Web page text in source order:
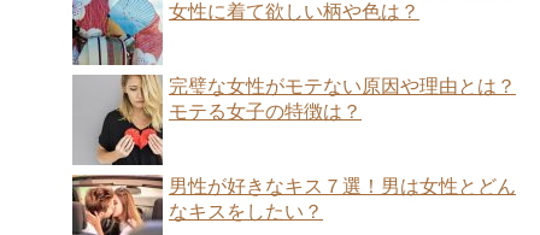
女性に着て欲しい柄や色は？
完璧な女性がモテない原因や理由とは？
モテる女子の特徴は？
男性が好きなキス７選！男は女性とどん
なキスをしたい？